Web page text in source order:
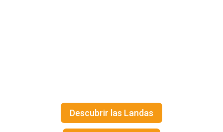
Descubrir las Landas